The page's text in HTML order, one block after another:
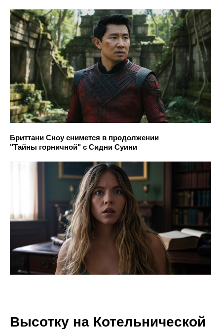
Бриттани Сноу снимется в продолжении
"Тайны горничной" с Сидни Суини
Высотку на Котельнической